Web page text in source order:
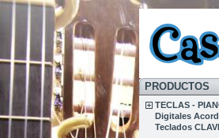
PRODUCTOS
TECLAS -
Digitales
Teclados